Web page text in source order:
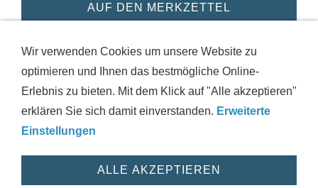
AUF DEN MERKZETTEL
WIDERRUFSRECHT
WIDERRUF
Wir verwenden Cookies um unsere Website zu
optimieren und Ihnen das bestmögliche Online-
Erlebnis zu bieten. Mit dem Klick auf "Alle akzeptieren"
erklären Sie sich damit einverstanden. Erweiterte
Einstellungen
ALLE AKZEPTIEREN